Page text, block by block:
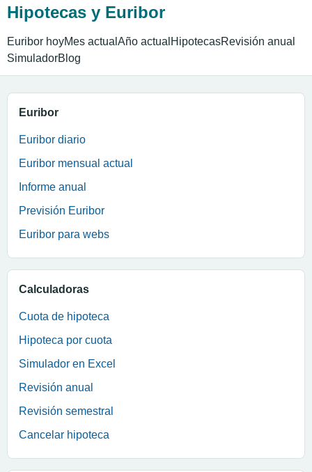
Hipotecas y Euribor
Euribor hoyMes actual Año actual HipotecasRevisión anual
SimuladorBlog
Euribor
Euribor diario
Euribor mensual actual
Informe anual
Previsión Euribor
Euribor para webs
Calculadoras
Cuota de hipoteca
Hipoteca por cuota
Simulador en Excel
Revisión anual
Revisión semestral
Cancelar hipoteca